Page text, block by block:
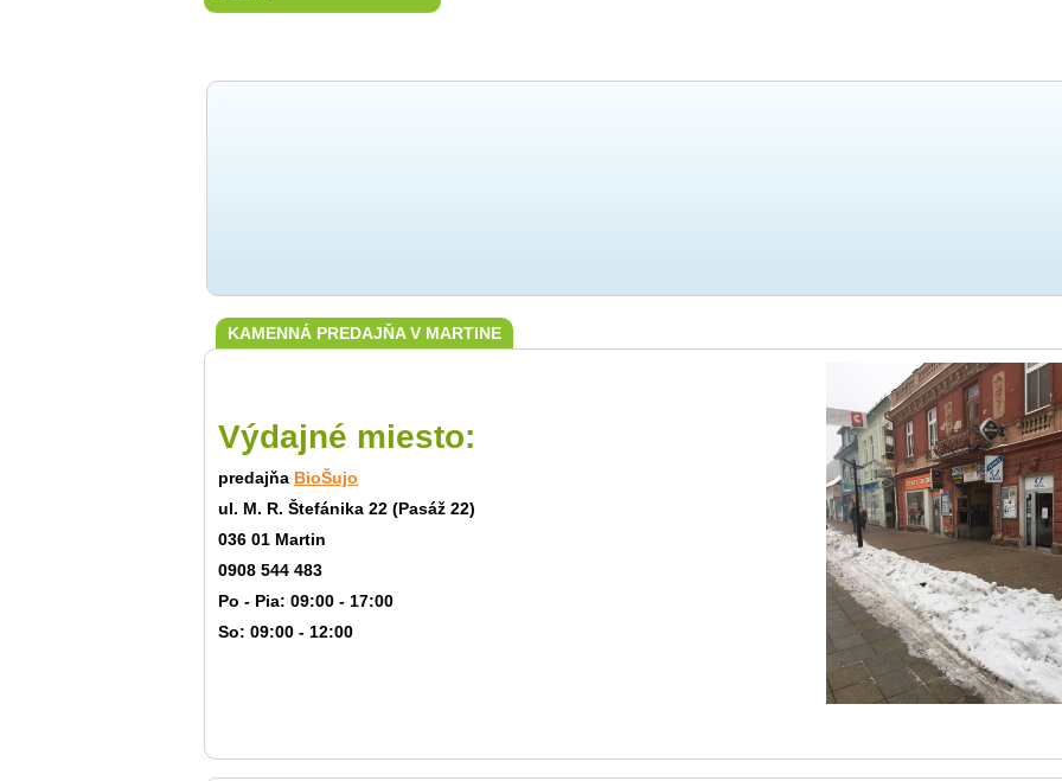
KAMENNÁ PREDAJŇA V MARTINE
Výdajné miesto:
predajňa BioŠujo
ul. M. R. Štefánika 22 (Pasáž 22)
036 01 Martin
0908 544 483
Po - Pia: 09:00 - 17:00
So: 09:00 - 12:00